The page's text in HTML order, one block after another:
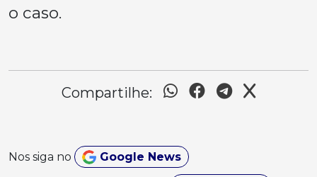
o caso.
Compartilhe:
Nos siga no Google News